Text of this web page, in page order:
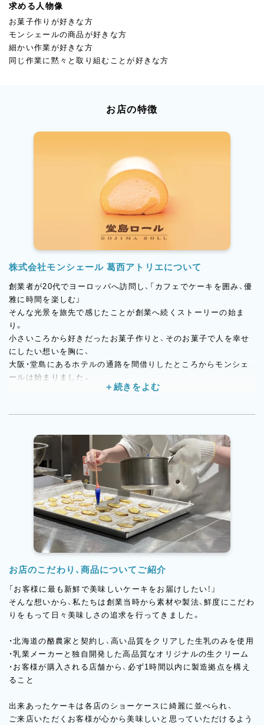
求める人物像
お菓子作りが好きな方
モンシェールの商品が好きな方
細かい作業が好きな方
同じ作業に黙々と取り組むことが好きな方
お店の特徴
株式会社モンシェール 葛西アトリエについて
創業者が20代でヨーロッパへ訪問し、「カフェでケーキを囲み、優
雅に時間を楽しむ」
そんな光景を旅先で感じたことが創業へ続くストーリーの始ま
り。
小さいころから好きだったお菓子作りと、そのお菓子で人を幸せ
にしたい想いを胸に、
大阪・堂島にあるホテルの通路を間借りしたところからモンシェ
ールは始まりました。
ルシーズンズ」、「27℃」などお客様のニーズに沿ったブランドを
し、地産地消にこだわった果物を使用した地域限定ケーキや、空間
からモンシェールらしさを楽しむことができるカフェ併設店舗も
展開しています。
お店のこだわり、商品についてご紹介
「お客様に最も新鮮で美味しいケーキをお届けしたい！」
そんな想いから、私たちは創業当時から素材や製法、鮮度にこだわ
りをもって日々美味しさの追求を行ってきました。
・北海道の酪農家と契約し、高い品質をクリアした生乳のみを使用
・乳業メーカーと独自開発した高品質なオリジナルの生クリーム
・お客様が購入される店舗から、必ず1時間以内に製造拠点を構え
ること
出来あったケーキは各店のショーケースに綺麗に並べられ、
ご来店いただくお客様が心から美味しいと思っていただけるよう